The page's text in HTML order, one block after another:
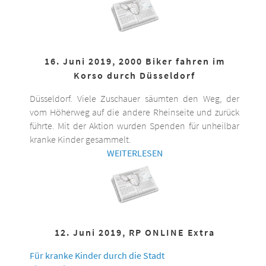
16. Juni 2019, 2000 Biker fahren im
Korso durch Düsseldorf
Düsseldorf. Viele Zuschauer säumten den Weg, der
vom Höherweg auf die andere Rheinseite und zurück
führte. Mit der Aktion wurden Spenden für unheilbar
kranke Kinder gesammelt.
WEITERLESEN
12. Juni 2019, RP ONLINE Extra
Für kranke Kinder durch die Stadt